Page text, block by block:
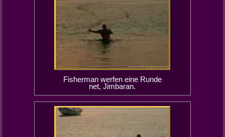
Fisherman werfen eine Runde
net, Jimbaran.